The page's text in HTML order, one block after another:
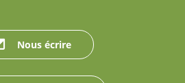
Nous écrire